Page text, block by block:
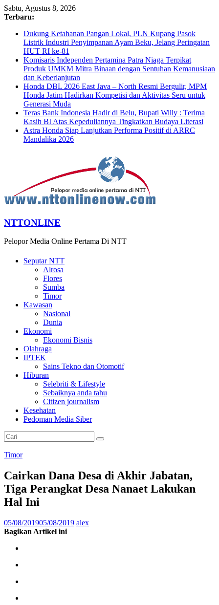
Sabtu, Agustus 8, 2026
Terbaru:
Dukung Ketahanan Pangan Lokal, PLN Kupang Pasok
Listrik Industri Penyimpanan Ayam Beku, Jelang Peringatan
HUT RI ke-81
Komisaris Independen Pertamina Patra Niaga Terpikat
Produk UMKM Mitra Binaan dengan Sentuhan Kemanusiaan
dan Keberlanjutan
Honda DBL 2026 East Java – North Resmi Bergulir, MPM
Honda Jatim Hadirkan Kompetisi dan Aktivitas Seru untuk
Generasi Muda
Teras Bank Indonesia Hadir di Belu, Bupati Willy : Terima
Kasih BI Atas Kepeduliannya Tingkatkan Budaya Literasi
Astra Honda Siap Lanjutkan Performa Positif di ARRC
Mandalika 2026
NTTONLINE
Pelopor Media Online Pertama Di NTT
Seputar NTT
Alrosa
Flores
Sumba
Timor
Kawasan
Nasional
Dunia
Ekonomi
Ekonomi Bisnis
Olahraga
IPTEK
Sains Tekno dan Otomotif
Hiburan
Selebriti & Lifestyle
Sebaiknya anda tahu
Citizen journalism
Kesehatan
Pedoman Media Siber
Timor
Cairkan Dana Desa di Akhir Jabatan,
Tiga Perangkat Desa Nanaet Lakukan
Hal Ini
05/08/201905/08/2019 alex
Bagikan Artikel ini